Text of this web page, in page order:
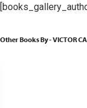
Other Books By - VICTOR